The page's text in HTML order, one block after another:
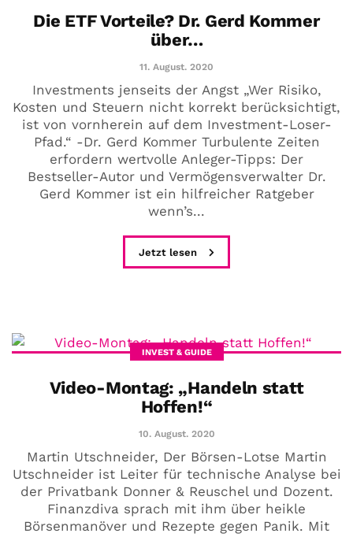
Die ETF Vorteile? Dr. Gerd Kommer
über…
11. August. 2020
Investments jenseits der Angst „Wer Risiko,
Kosten und Steuern nicht korrekt berücksichtigt,
ist von vornherein auf dem Investment-Loser-
Pfad.“ -Dr. Gerd Kommer Turbulente Zeiten
erfordern wertvolle Anleger-Tipps: Der
Bestseller-Autor und Vermögensverwalter Dr.
Gerd Kommer ist ein hilfreicher Ratgeber
wenn’s...
Jetzt lesen
INVEST & GUIDE
Video-Montag: „Handeln statt
Hoffen!“
10. August. 2020
Martin Utschneider, Der Börsen-Lotse Martin
Utschneider ist Leiter für technische Analyse bei
der Privatbank Donner & Reuschel und Dozent.
Finanzdiva sprach mit ihm über heikle
Börsenmanöver und Rezepte gegen Panik. Mit